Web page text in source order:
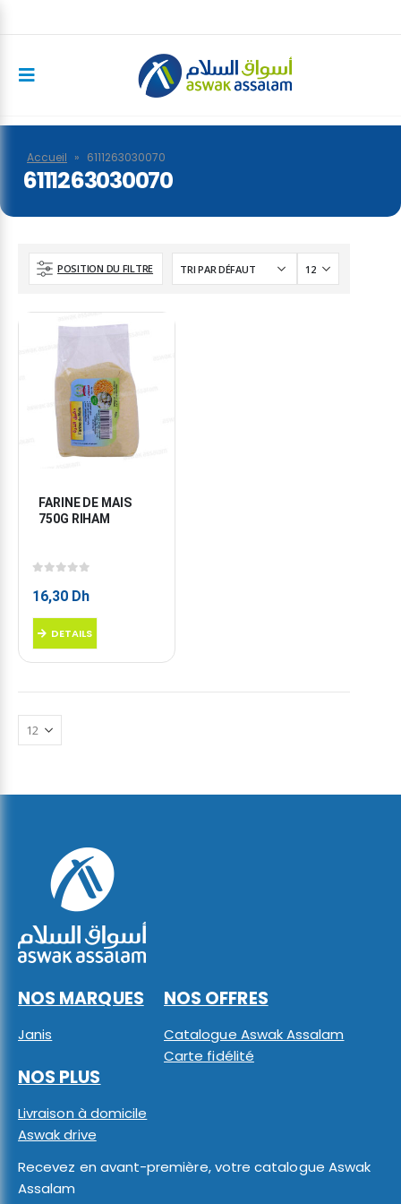
Accueil » 6111263030070
6111263030070
POSITION DU FILTRE
FARINE DE MAIS
750G RIHAM
16,30 Dh
DETAILS
NOS MARQUES
Janis
NOS OFFRES
Catalogue Aswak Assalam
Carte fidélité
NOS PLUS
Livraison à domicile
Aswak drive
Recevez en avant-première, votre catalogue Aswak
Assalam